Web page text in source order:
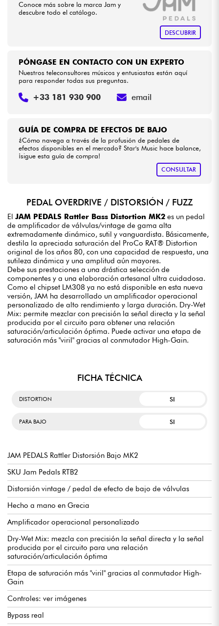
HiFi
Ver nuestras marcas
Conoce más sobre la marca Jam y
descubre todo el catálogo.
DESCUBRIR
GUÍA DE COMPRA DE EFECTOS DE BAJO
¿Cómo navega a través de la profusión de pedales de
efectos disponibles en el mercado? Star's Music hace balance,
¡sigue esta guía de compra!
CONSULTAR
PÓNGASE EN CONTACTO CON UN EXPERTO
Nuestros teleconsultores músicos y entusiastas están aquí
para responder todas sus preguntas.
+33 181 930 900 email
PEDAL OVERDRIVE / DISTORSIÓN / FUZZ
El JAM PEDALS Rattler Bass Distortion MK2 es un pedal
de amplificador de válvulas/vintage de gama alta
extremadamente dinámico, sutil y vanguardista. Básicamente,
destila la apreciada saturación del ProCo RAT® Distortion
original de los años 80, con una capacidad de respuesta, una
sutileza dinámica y una amplitud aún mayores.
Debe sus prestaciones a una drástica selección de
componentes y a una elaboración artesanal ultra cuidadosa.
Como el chipset LM308 ya no está disponible en esta nueva
versión, JAM ha desarrollado un amplificador operacional
personalizado de alto rendimiento y larga duración. Dry-Wet
Mix: permite mezclar con precisión la señal directa y la señal
producida por el circuito para obtener una relación
saturación/articulación óptima. Puede activar una etapa de
saturación más "viril" gracias al conmutador High-Gain.
FICHA TÉCNICA
DISTORTION SI
PARA BAJO SI
JAM PEDALS Rattler Distorsión Bajo MK2
SKU Jam Pedals RTB2
Distorsión vintage / pedal de efecto de bajo de válvulas
Hecho a mano en Grecia
Amplificador operacional personalizado
Dry-Wet Mix: mezcla con precisión la señal directa y la señal
producida por el circuito para una relación
saturación/articulación óptima
Etapa de saturación más "viril" gracias al conmutador High-
Gain
Controles: ver imágenes
Bypass real